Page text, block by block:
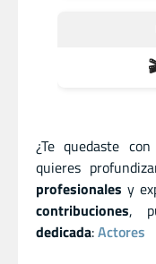
¿Te quedaste
quieres
profesionales y
contribuciones,
dedicada:Actores